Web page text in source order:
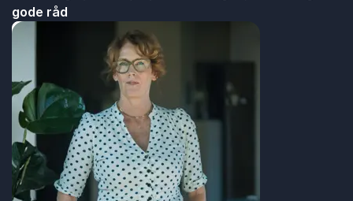
gode råd
: Hedebølge på arbejdspladsen: Regler,